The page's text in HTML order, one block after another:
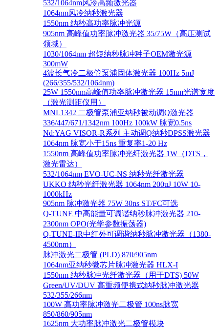
532/1064nm风冷高频激光器
1064nm风冷纳秒激光器
1550nm 纳秒高功率脉冲光源
905nm 高峰值功率脉冲激光器 35/75W（高压测试
领域）
1030/1064nm 超短纳秒脉冲种子OEM激光源
300mW
4波长气冷二极管泵浦固体激光器 100Hz 5mJ
(266/355/532/1064nm)
25W 1550nm高峰值功率脉冲激光器 15nm光谱宽度
（激光测距仪用）
MNL1342 二极管泵浦亚纳秒被动调Q激光器
336/447/671/1342nm 100Hz 100kW 脉宽0.5ns
Nd:YAG VISOR-R系列 主动调Q纳秒DPSS激光器
1064nm 脉宽小于15ns 重复率1-20 Hz
1550nm 高峰值功率脉冲光纤激光器 1W（DTS，
激光雷达）
532/1064nm EVO-UC-NS 纳秒光纤激光器
UKKO 纳秒光纤激光器 1064nm 200uJ 10W 10-
1000kHz
905nm 脉冲激光器 75W 30ns ST/FC可选
Q-TUNE 中高能量可调谐纳秒脉冲激光器 210-
2300nm OPO(光学参数振荡器)
Q-TUNE-IR中红外可调谐纳秒脉冲激光器（1380-
4500nm）
脉冲激光二极管 (PLD) 870/905nm
1064nm亚纳秒微芯片脉冲激光器 HLX-I
1550nm 纳秒脉冲光纤激光器（用于DTS) 50W
Green/UV/DUV 高重频便携式纳秒脉冲激光器
532/355/266nm
100W 高功率脉冲激光二极管 100ns脉宽
850/860/905nm
1625nm 大功率脉冲激光二极管模块